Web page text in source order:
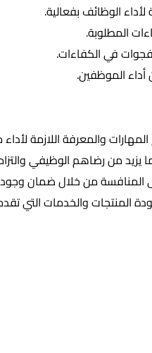
الوظائف بفعالية.
المطلوبة.
في الكفاءات.
الموظفين.
والمعرفة اللازمة
يزيد من رضاهم الوظيفي
المنافسة من خلال ضمان وجود
المنتجات والخدمات التي